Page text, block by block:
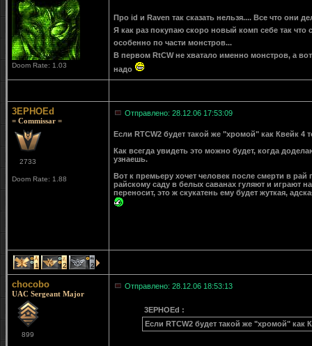
Doom Rate: 1.03
Про id и Raven так сказать нельзя.... Все что они
Я как раз покупаю скоро новый комп себе так
особенно по части монстров...
В первом RtCW не хватало именно монстров, а
надо
3EPHOEd
= Commissar =
2733
Doom Rate: 1.88
Отправлено: 28.12.06 17:53:09
Если RTCW2 будет такой же "хромой" как Квейк 4
Как всегда увидеть это можно будет, когда
узнаешь.
Вот к премьеру хочет человек после смерти в
райскому саду в белых саванах гуляют и играют
переносит, это ж скукатень ему будет жуткая,
1 2 2
chocobo
UAC Sergeant Major
899
Отправлено: 28.12.06 18:53:13
3EPHOEd :
Если RTCW2 будет такой же "хромой" как